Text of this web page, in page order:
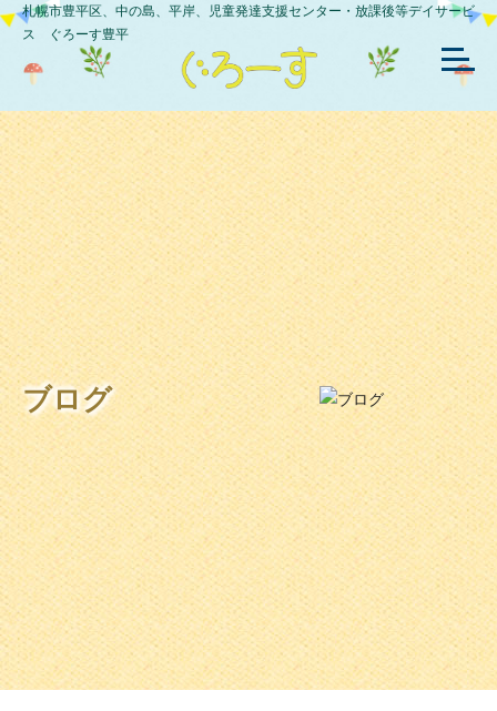
札幌市豊平区、中の島、平岸、児童発達支援センター・放課後等デイサービ
ス ぐろーす豊平
ブログ